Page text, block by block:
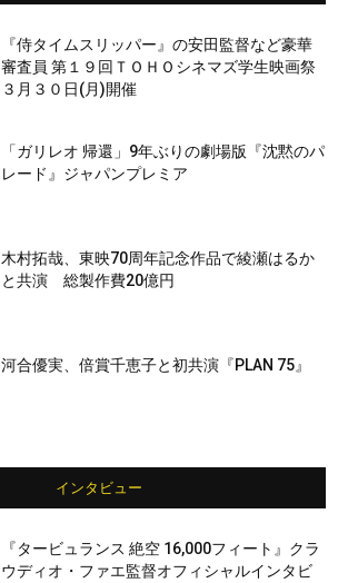
『侍タイムスリッパー』の安田監督など豪華
審査員 第１９回ＴＯＨＯシネマズ学生映画祭
３月３０日(月)開催
「ガリレオ 帰還」9年ぶりの劇場版『沈黙のパ
レード』ジャパンプレミア
木村拓哉、東映70周年記念作品で綾瀬はるか
と共演 総製作費20億円
河合優実、倍賞千恵子と初共演『PLAN 75』
インタビュー
『タービュランス 絶空 16,000フィート』クラ
ウディオ・ファエ監督オフィシャルインタビ